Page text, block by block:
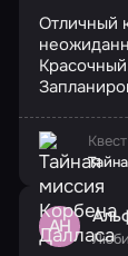
Отличный
АН